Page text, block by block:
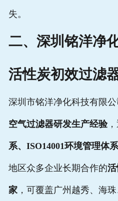
失。
二、深圳铭洋净
活性炭初效过滤
深圳市铭洋净化科技有限
空气过滤器研发生产经验，
系、ISO14001环境管理体
地区众多企业长期合作的
家，可覆盖广州越秀、海